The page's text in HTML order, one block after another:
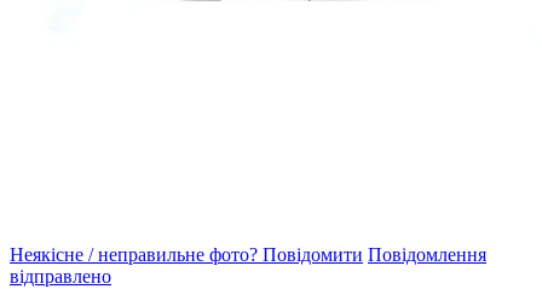
Неякісне / неправильне фото? Повідомити Повідомлення
відправлено